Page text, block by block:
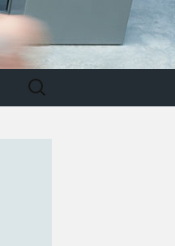
Rechercher :